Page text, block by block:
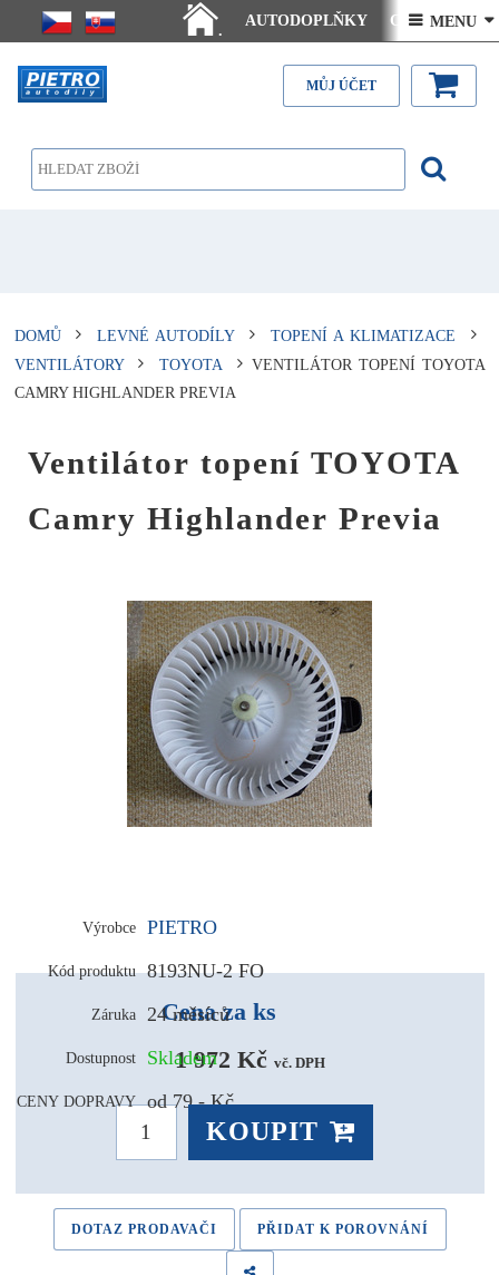
.
AUTODOPLŇKY Ceny doručení
Články - návody Kontakt
 MENU 
MŮJ ÚČET
DOMŮ LEVNÉ AUTODÍLY
TOPENÍ A KLIMATIZACE
VENTILÁTORY
TOYOTA
VENTILÁTOR TOPENÍ TOYOTA
CAMRY HIGHLANDER PREVIA
Ventilátor topení TOYOTA
Camry Highlander Previa
Výrobce PIETRO
Kód produktu 8193NU-2 FO
Záruka 24 měsíců
Dostupnost Skladem
CENY DOPRAVY od 79,- Kč
Cena za ks
1 972 Kč vč. DPH
KOUPIT
DOTAZ PRODAVAČI PŘIDAT K POROVNÁNÍ